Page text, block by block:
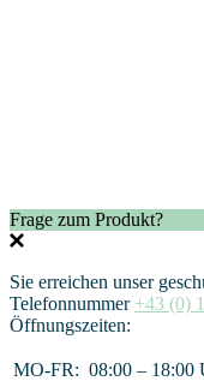
Frage zum Produkt?
Sie erreichen unser
Telefonnummer +43 (0)
Öffnungszeiten:
MO-FR: 08:00 – 18:00